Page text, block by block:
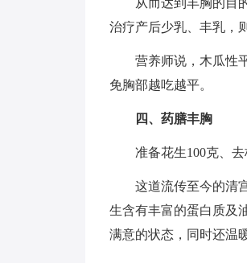
从而达到丰胸的目
治疗产后少乳、丰乳，
营养师说，木瓜性
免胸部越吃越平。
四、药膳丰胸
准备花生100克、
这道流传至今的清
生含有丰富的蛋白质及
满意的状态，同时还温